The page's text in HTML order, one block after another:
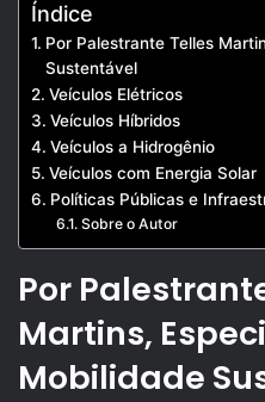
Índice
Por Palestrante Telles
Sustentável
Veículos Elétricos
Veículos Híbridos
Veículos a Hidrogênio
Veículos com Energia Solar
Políticas Públicas e
Sobre o Autor
Por
Martins,
Mobilidade